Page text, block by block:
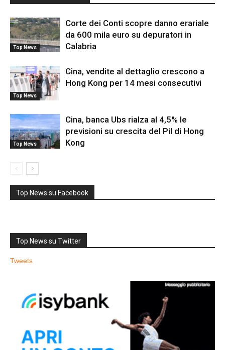
Top News
Corte dei Conti scopre danno erariale
da 600 mila euro su depuratori in
Calabria
Top News
Cina, vendite al dettaglio crescono a
Hong Kong per 14 mesi consecutivi
Top News
Cina, banca Ubs rialza al 4,5% le
previsioni su crescita del Pil di Hong
Kong
Top News su Facebook
Top News su Twitter
Tweets